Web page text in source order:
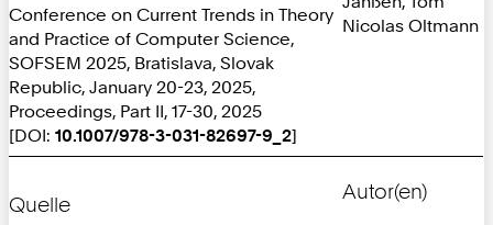
Conference on Current Trends in Theory
and Practice of Computer Science,
SOFSEM 2025, Bratislava, Slovak
Republic, January 20-23, 2025,
Proceedings, Part II, 17-30, 2025
[DOI: 10.1007/978-3-031-82697-9_2]
Nicolas Oltmann
Quelle
Autor(en)